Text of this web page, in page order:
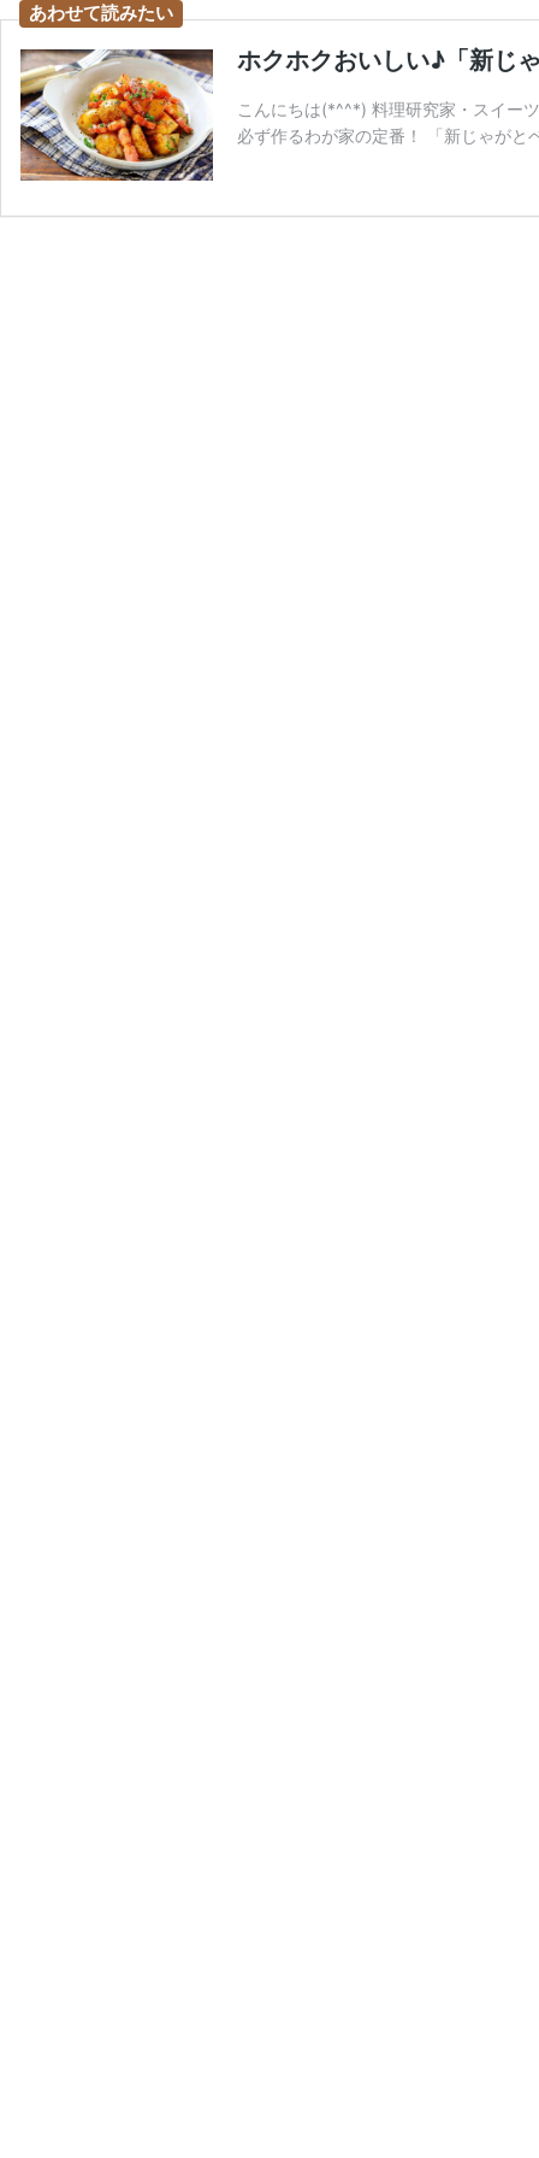
ホクホクおいしい♪「新じ
こんにちは(*^^*) 料理研究家・スイー
必ず作るわが家の定番！ 「新じゃが